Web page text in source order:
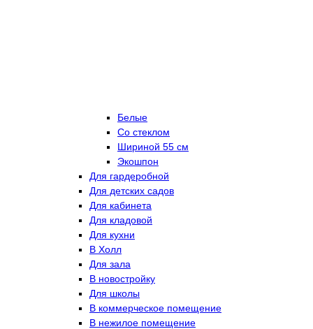
Белые
Со стеклом
Шириной 55 см
Экошпон
Для гардеробной
Для детских садов
Для кабинета
Для кладовой
Для кухни
В Холл
Для зала
В новостройку
Для школы
В коммерческое помещение
В нежилое помещение